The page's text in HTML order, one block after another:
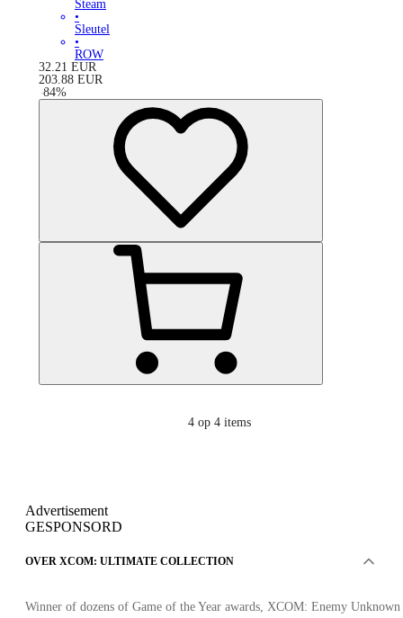
Steam
•
Sleutel
•
ROW
32.21 EUR
203.88 EUR
-84%
4 op 4 items
Advertisement
GESPONSORD
OVER XCOM: ULTIMATE COLLECTION
Winner of dozens of Game of the Year awards, XCOM: Enemy Unknown